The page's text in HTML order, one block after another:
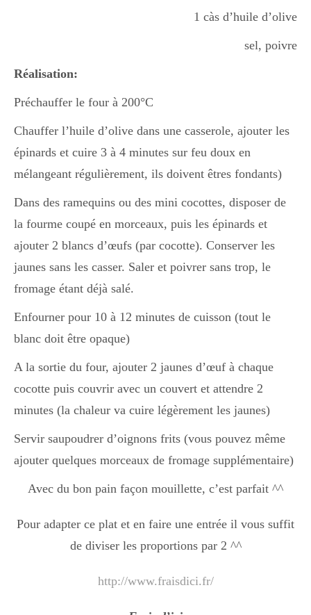
apéro
Halloween
Japon
Boulette
1 càs d’huile d’olive
sel, poivre
Réalisation:
Préchauffer le four à 200°C
Chauffer l’huile d’olive dans une casserole, ajouter les
épinards et cuire 3 à 4 minutes sur feu doux en
mélangeant régulièrement, ils doivent êtres fondants)
Dans des ramequins ou des mini cocottes, disposer de
la fourme coupé en morceaux, puis les épinards et
ajouter 2 blancs d’œufs (par cocotte). Conserver les
jaunes sans les casser. Saler et poivrer sans trop, le
fromage étant déjà salé.
Enfourner pour 10 à 12 minutes de cuisson (tout le
blanc doit être opaque)
A la sortie du four, ajouter 2 jaunes d’œuf à chaque
cocotte puis couvrir avec un couvert et attendre 2
minutes (la chaleur va cuire légèrement les jaunes)
Servir saupoudrer d’oignons frits (vous pouvez même
ajouter quelques morceaux de fromage supplémentaire)
Avec du bon pain façon mouillette, c’est parfait ^^
Pour adapter ce plat et en faire une entrée il vous suffit
de diviser les proportions par 2 ^^
http://www.fraisdici.fr/